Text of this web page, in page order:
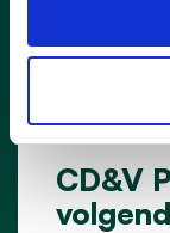
CD&V
12/04/24